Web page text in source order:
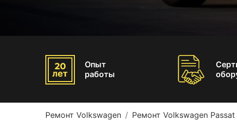
Опыт
работы
Ремонт Volkswagen Ремонт Volkswagen Passat